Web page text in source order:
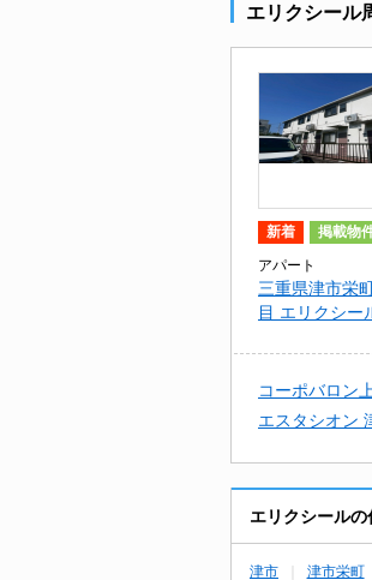
エリクシール
新着 掲載物
アパート
三重県津市栄
目 エリクシー
コーポバロン
エスタシオン
エリクシール
津市 津市栄町